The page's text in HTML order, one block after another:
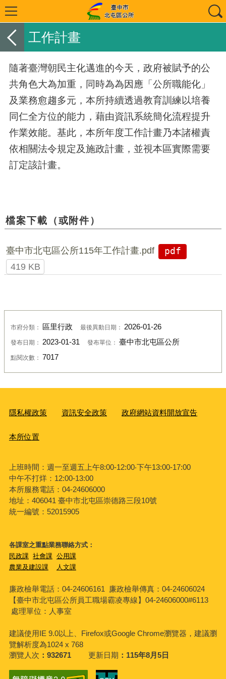
工作計畫
隨著臺灣朝民主化邁進的今天，政府被賦予的公
共角色大為加重，同時為為因應「公所職能化」
及業務愈趨多元，本所持續透過教育訓練以培養
同仁全方位的能力，藉由資訊系統簡化流程提升
作業效能。基此，本所年度工作計畫乃本諸權責
依相關法令規定及施政計畫，並視本區實際需要
訂定該計畫。
檔案下載（或附件）
臺中市北屯區公所115年工作計畫.pdf
pdf
419 KB
市府分類： 區里行政 最後異動日期： 2026-01-26
發布日期： 2023-01-31 發布單位： 臺中市北屯區公所
點閱次數： 7017
隱私權政策 資訊安全政策 政府網站資料開放宣告
本所位置
上班時間：週一至週五上午8:00-12:00‧下午13:00-17:00
中午不打烊：12:00-13:00
本所服務電話：04-24606000
地址：406041 臺中市北屯區崇德路三段10號
統一編號：52015905
各課室之重點業務聯絡方式：
民政課 社會課 公用課
農業及建設課
人文課
廉政檢舉電話：04-24606161
廉政檢舉傳真：04-24606024
【臺中市北屯區公所員工職場霸凌專線】04-24606000#6113
處理單位：人事室
建議使用IE 9.0以上、Firefox或Google Chrome瀏覽器，建議瀏
覽解析度為1024 x 768
瀏覽人次
932671 更新日期 115年8月5日